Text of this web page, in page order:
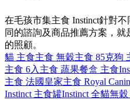
在毛孩市集主食 Instinct針對
同的諮詢及商品推薦方案，
的照顧。
貓 主食主食 無穀主食 85克狗
主食 6入 主食 蔬果餐盒 主食
主食 法國皇家主食 Royal Canin
Instinct 主食罐Instinct 全貓無穀